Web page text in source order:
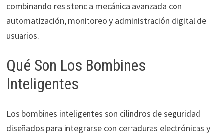
combinando resistencia mecánica avanzada con
automatización, monitoreo y administración digital de
usuarios.
Qué Son Los Bombines
Inteligentes
Los bombines inteligentes son cilindros de seguridad
diseñados para integrarse con cerraduras electrónicas y